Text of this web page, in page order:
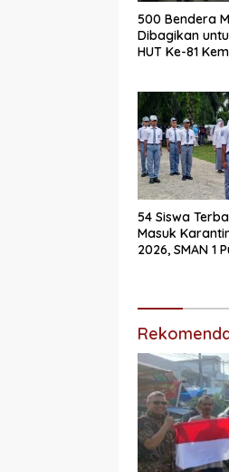
500 Bendera
Dibagikan
HUT Ke-81
54 Siswa
Masuk
2026, SMAN 1